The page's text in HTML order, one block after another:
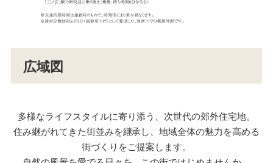
広域図
多様なライフスタイルに寄り添う、次世代の郊外住宅地。
住み継がれてきた街並みを継承し、地域全体の魅力を高める
街づくりをご提案します。